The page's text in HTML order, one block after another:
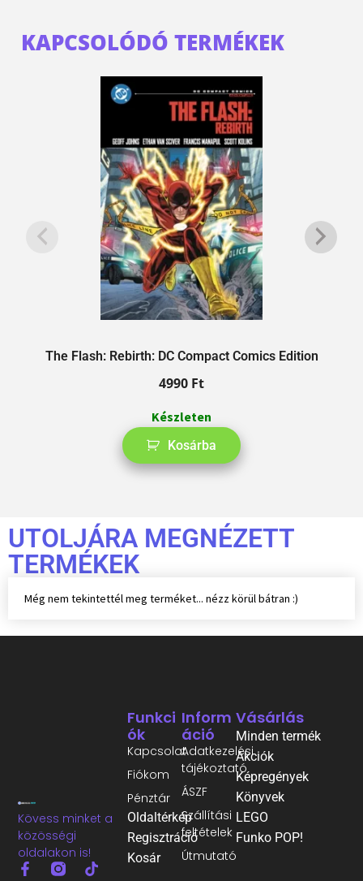
KAPCSOLÓDÓ TERMÉKEK
The Flash: Rebirth: DC Compact Comics Edition
4990 Ft
Készleten
Kosárba
UTOLJÁRA MEGNÉZETT
TERMÉKEK
Még nem tekintettél meg terméket... nézz körül bátran :)
Kövess minket a
közösségi
oldalakon is!
Inform
Áció
Adatkezelési
tájékoztató
ÁSZF
Szállítási
feltételek
Útmutató
Funkci
Ók
Kapcsolat
Fiókom
Pénztár
Oldaltérkép
Regisztráció
Kosár
Vásárlás
Minden termék
Akciók
Képregények
Könyvek
LEGO
Funko POP!